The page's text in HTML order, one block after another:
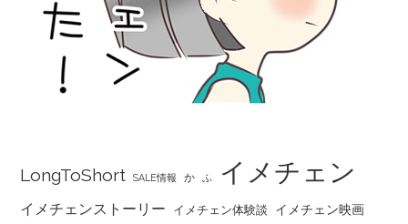
LongToShort SALE情報 か ふ イメチェン
イメチェンストーリー イメチェン体験談 イメチェン映画